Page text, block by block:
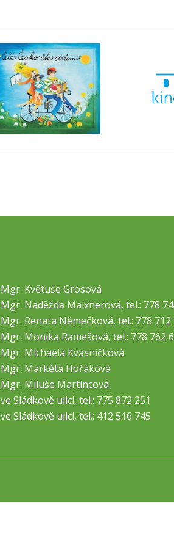
Mgr. Květuše Grosová
Mgr. Naděžda Maixnerová, tel.: 778
Mgr. Renata Němečková, tel.: 778 712
Mgr. Monika Ramešová, tel.: 778 762
Mgr. Michaela Kvasničková
Mgr. Markéta Hořáková
Mgr. Miluše Martincová
ve Sládkově ulici, tel.: 775 872 251
ve Sládkově ulici, tel.: 412 516 745